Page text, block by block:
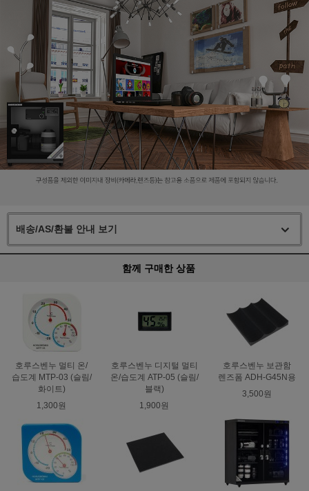
배송/AS/환불 안내 보기
함께 구매한 상품
호루스벤누 멀티 온/
습도계 MTP-03 (슬림/
화이트)
1,300원
호루스벤누 디지털 멀티
온/습도계 ATP-05 (슬림/
블랙)
1,900원
호루스벤누 보관함
렌즈폼 ADH-G45N용
3,500원